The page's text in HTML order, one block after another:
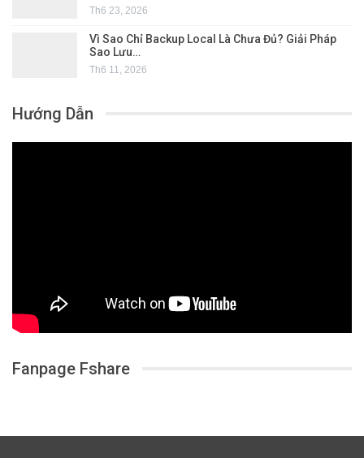
Th6 23, 2026
Vì Sao Chỉ Backup Local Là Chưa Đủ? Giải Pháp
Sao Lưu…
Th6 11, 2026
Hướng Dẫn
Fanpage Fshare